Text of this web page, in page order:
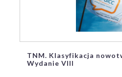
TNM. Klasyfikacja
Wydanie VIII